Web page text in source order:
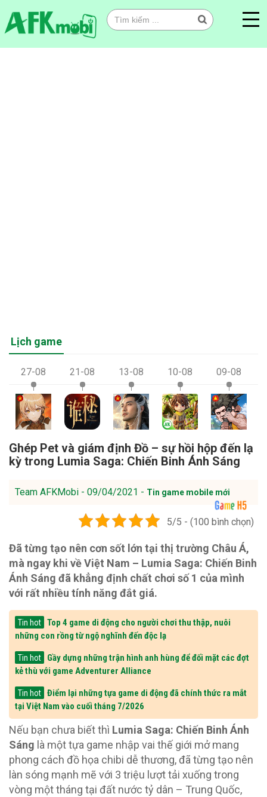
Lịch game
27-08 21-08 13-08 10-08 09-08
Ghép Pet và giám định Đồ – sự hồi hộp đến lạ
kỳ trong Lumia Saga: Chiến Binh Ánh Sáng
Team AFKMobi - 09/04/2021 - Tin game mobile mới
5/5 - (100 bình chọn)
Đã từng tạo nên cơn sốt lớn tại thị trường Châu Á,
mà ngay khi về Việt Nam – Lumia Saga: Chiến Binh
Ánh Sáng đã khẳng định chất chơi số 1 của mình
với rất nhiều tính năng đắt giá.
Tin hot
Top 4 game di động cho người chơi thu thập, nuôi
những con rồng từ ngộ nghĩnh đến độc lạ
Tin hot
Gầy dựng những trận hình anh hùng để đối mặt các đợt
kẻ thù với game Adventurer Alliance
Tin hot
Điểm lại những tựa game di động đã chính thức ra mắt
tại Việt Nam vào cuối tháng 7/2026
Nếu bạn chưa biết thì Lumia Saga: Chiến Binh Ánh
Sáng là một tựa game nhập vai thế giới mở mang
phong cách đồ họa chibi dễ thương, đã từng tạo nên
làn sóng mạnh mẽ với 3 triệu lượt tải xuống trong
vòng một tháng tại đất nước tỷ dân – Trung Quốc,